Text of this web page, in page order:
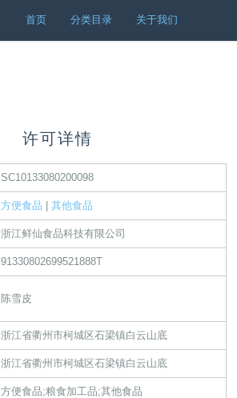
首页 分类目录 关于我们
许可详情
SC10133080200098
方便食品 其他食品
浙江鲜仙食品科技有限公司
91330802699521888T
陈雪皮
浙江省衢州市柯城区石梁镇白云山底
浙江省衢州市柯城区石梁镇白云山底
方便食品;粮食加工品;其他食品